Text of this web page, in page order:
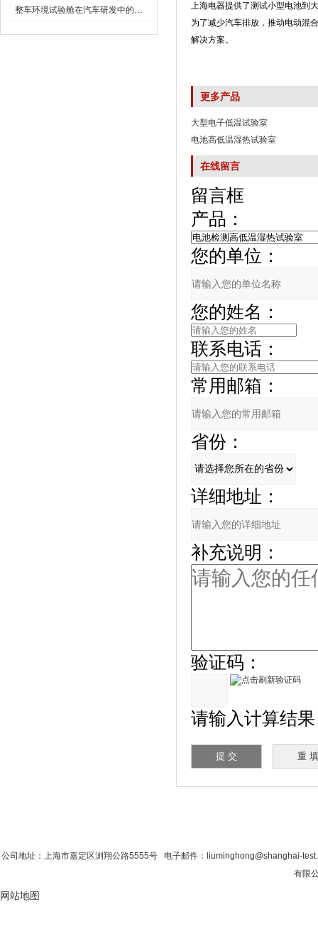
整车环境试验舱在汽车研发中的作用
上海电器提供了测试小型电池到
为了减少汽车排放，推动电动混
解决方案。
更多产品
大型电子低温试验室
电池高低温湿热试验室
在线留言
留言框
产品：
您的单位：
您的姓名：
联系电话：
常用邮箱：
省份：
详细地址：
补充说明：
验证码：
请输入计算结果
公司地址：上海市嘉定区浏翔公路5555号 电子邮件：liuminghong@shanghai-
有限
网站地图